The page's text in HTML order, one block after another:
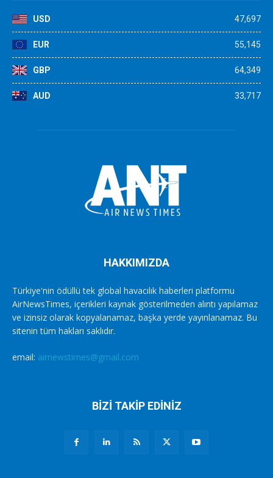
USD 47,697
EUR 55,145
GBP 64,349
AUD 33,717
HAKKIMIZDA
Türkiye'nin ödüllü tek global havacılık haberleri platformu
AirNewsTimes, içerikleri kaynak gösterilmeden alıntı yapılamaz
ve izinsiz olarak kopyalanamaz, başka yerde yayınlanamaz. Bu
sitenin tüm hakları saklıdır.
email: airnewstimes@gmail.com
BİZİ TAKİP EDİNİZ